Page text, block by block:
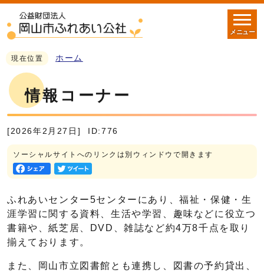
メニュー
現在位置 ホーム
情報コーナー
[2026年2月27日] ID:776
ソーシャルサイトへのリンクは別ウィンドウで開きます
ふれあいセンター5センターにあり、福祉・保健・生
涯学習に関する資料、生活や学習、趣味などに役立つ
書籍や、紙芝居、DVD、雑誌など約4万8千点を取り
揃えております。
また、岡山市立図書館とも連携し、図書の予約貸出、